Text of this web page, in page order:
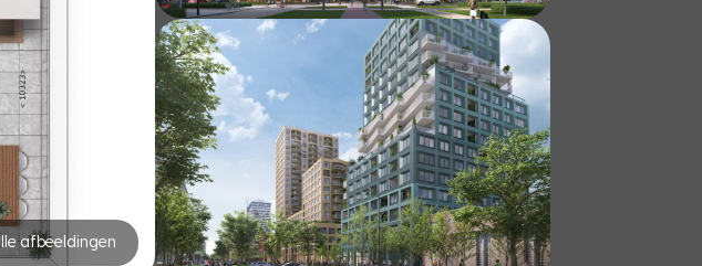
afbeeldingen